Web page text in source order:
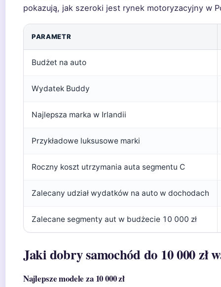
pokazują, jak szeroki jest rynek motoryzacyjny w
PARAMETR
Budżet na auto
Wydatek Buddy
Najlepsza marka w Irlandii
Przykładowe luksusowe marki
Roczny koszt utrzymania auta segmentu C
Zalecany udział wydatków na auto w dochodach
Zalecane segmenty aut w budżecie 10 000 zł
Jaki dobry samochód do 10 000 zł
Najlepsze modele za 10 000 zł